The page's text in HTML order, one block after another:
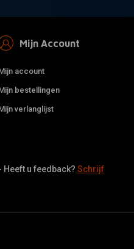
Mijn Account
account
bestellingen
verlanglijst
Heeft u feedback?Schrijf